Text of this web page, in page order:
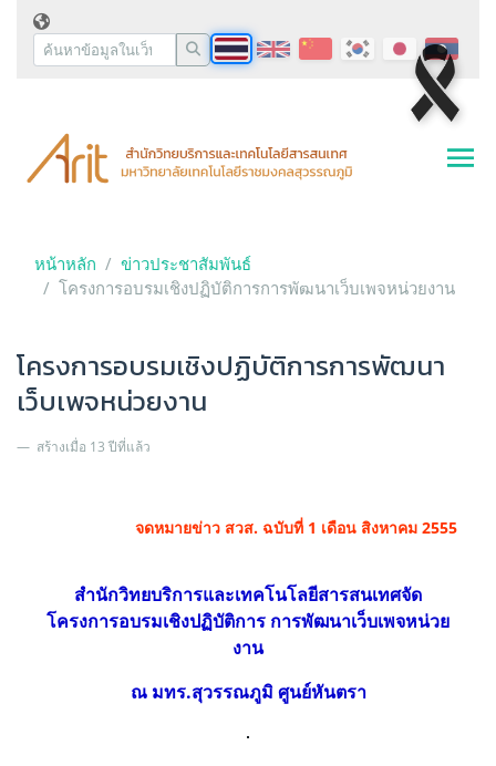
หน้าหลัก
ข่าวประชาสัมพันธ์
โครงการอบรมเชิงปฏิบัติการการพัฒนาเว็บเพจหน่วยงาน
โครงการอบรมเชิงปฏิบัติการการพัฒนา
เว็บเพจหน่วยงาน
สร้างเมื่อ 13 ปีที่แล้ว
จดหมายข่าว สวส. ฉบับที่ 1 เดือน สิงหาคม 2555
สำนักวิทยบริการและเทคโนโลยีสารสนเทศจัด
โครงการอบรมเชิงปฏิบัติการ การพัฒนาเว็บเพจหน่วย
งาน
ณ มทร.สุวรรณภูมิ ศูนย์หันตรา